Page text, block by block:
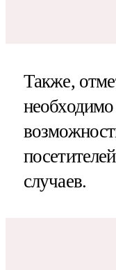
Также,
случаев.